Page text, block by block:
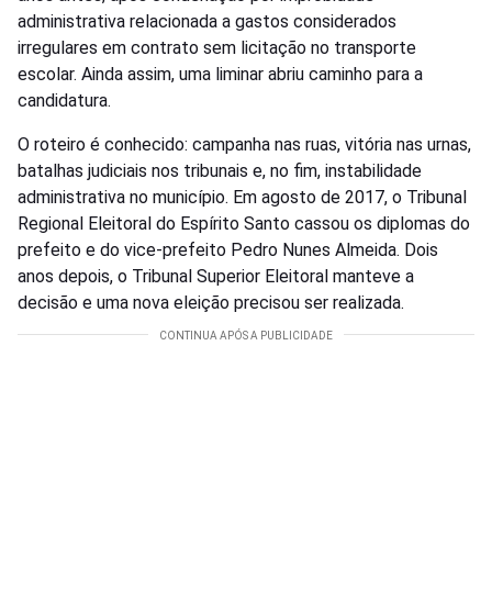
administrativa relacionada a gastos considerados
irregulares em contrato sem licitação no transporte
escolar. Ainda assim, uma liminar abriu caminho para a
candidatura.
O roteiro é conhecido: campanha nas ruas, vitória nas urnas,
batalhas judiciais nos tribunais e, no fim, instabilidade
administrativa no município. Em agosto de 2017, o Tribunal
Regional Eleitoral do Espírito Santo cassou os diplomas do
prefeito e do vice-prefeito Pedro Nunes Almeida. Dois
anos depois, o Tribunal Superior Eleitoral manteve a
decisão e uma nova eleição precisou ser realizada.